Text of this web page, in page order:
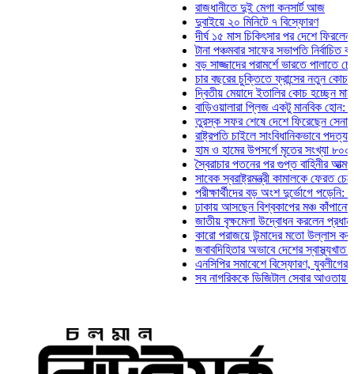
রাজধানীতে দুই মেগা কনসার্ট আজ
দুবাইয়ে ২০ মিনিটে ৭ বিস্ফোরণ
দীর্ঘ ১৫ মাস চিকিৎসার পর দেশে ফিরলেন
টানা পঞ্চমবার সাফের সভাপতি নির্বাচিত কাজী
বড় সাজ্জাদের পরামর্শে ভারতে পালাতে
চার বছরের চুক্তিতে ফ্রান্সের নতুন কোচ জিদান
দ্বিতীয় মেয়াদে ইতালির কোচ হচ্ছেন মানচিনি
বাড়িওয়ালারা প্লিজ একটু মানবিক হোন: মনিরা
তুরস্ক সফর শেষে দেশে ফিরেছেন সেনাপ্রধান
রাষ্ট্রপতি চাইলে সাংবিধানিকভাবে পদত্যাগ
হাম ও হামের উপসর্গে মৃতের সংখ্যা ৮০০ ছাড়াল
স্বৈরাচার পতনের পর গুপ্ত বাহিনীর আত্মপ্রকাশ:
সাবেক স্বরাষ্ট্রমন্ত্রী কামালকে ফেরত চেয়ে
পরীক্ষার্থীদের বড় অংশ দুর্ভোগে পড়েনি: ড.
ঢাকায় আসছেন বিশ্বকাপের মঞ্চ কাঁপানো সেই
জাতীয় বৃক্ষমেলা উদ্বোধন করলেন প্রধানমন্ত্রী
কারো পরাজয়ে উন্মাদের মতো উল্লাস করতে হয়
জবাবদিহিতার অভাবে দেশের স্বাস্থ্যখাত
এনসিপির সমাবেশে বিস্ফোরণ, যুবলীগের দুই
সব নাগরিককে ডিজিটাল সেবার আওতায় আনতে